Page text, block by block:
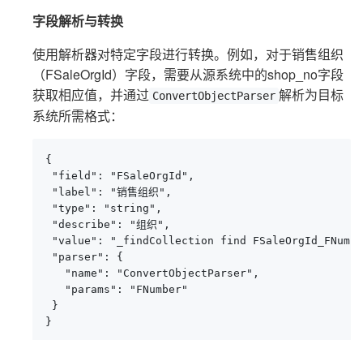
字段解析与转换
使用解析器对特定字段进行转换。例如，对于销售组织
（FSaleOrgId）字段，需要从源系统中的shop_no字段
获取相应值，并通过 ConvertObjectParser 解析为目标
系统所需格式：
{
"field": "FSaleOrgId",
"label": "销售组织",
"type": "string",
"describe": "组织",
"value": "_findCollection find FSaleOrgId_FNumber
"parser": {
   "name": "ConvertObjectParser",
   "params": "FNumber"
}
}